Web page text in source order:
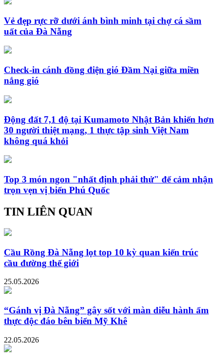
Vẻ đẹp rực rỡ dưới ánh bình minh tại chợ cá sầm
uất của Đà Nẵng
Check-in cánh đồng điện gió Đầm Nại giữa miền
nắng gió
Động đất 7,1 độ tại Kumamoto Nhật Bản khiến hơn
30 người thiệt mạng, 1 thực tập sinh Việt Nam
không quá khỏi
Top 3 món ngon "nhất định phải thử" để cảm nhận
trọn vẹn vị biển Phú Quốc
TIN LIÊN QUAN
Cầu Rồng Đà Nẵng lọt top 10 kỳ quan kiến trúc
cầu đường thế giới
25.05.2026
“Gánh vị Đà Nẵng” gây sốt với màn diễu hành ẩm
thực độc đáo bên biển Mỹ Khê
22.05.2026